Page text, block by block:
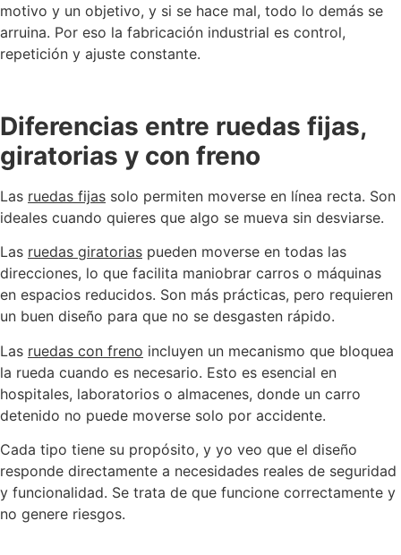
motivo y un objetivo, y si se hace mal, todo lo demás se
arruina. Por eso la fabricación industrial es control,
repetición y ajuste constante.
Diferencias entre ruedas fijas,
giratorias y con freno
Las ruedas fijas solo permiten moverse en línea recta. Son
ideales cuando quieres que algo se mueva sin desviarse.
Las ruedas giratorias pueden moverse en todas las
direcciones, lo que facilita maniobrar carros o máquinas
en espacios reducidos. Son más prácticas, pero requieren
un buen diseño para que no se desgasten rápido.
Las ruedas con freno incluyen un mecanismo que bloquea
la rueda cuando es necesario. Esto es esencial en
hospitales, laboratorios o almacenes, donde un carro
detenido no puede moverse solo por accidente.
Cada tipo tiene su propósito, y yo veo que el diseño
responde directamente a necesidades reales de seguridad
y funcionalidad. Se trata de que funcione correctamente y
no genere riesgos.